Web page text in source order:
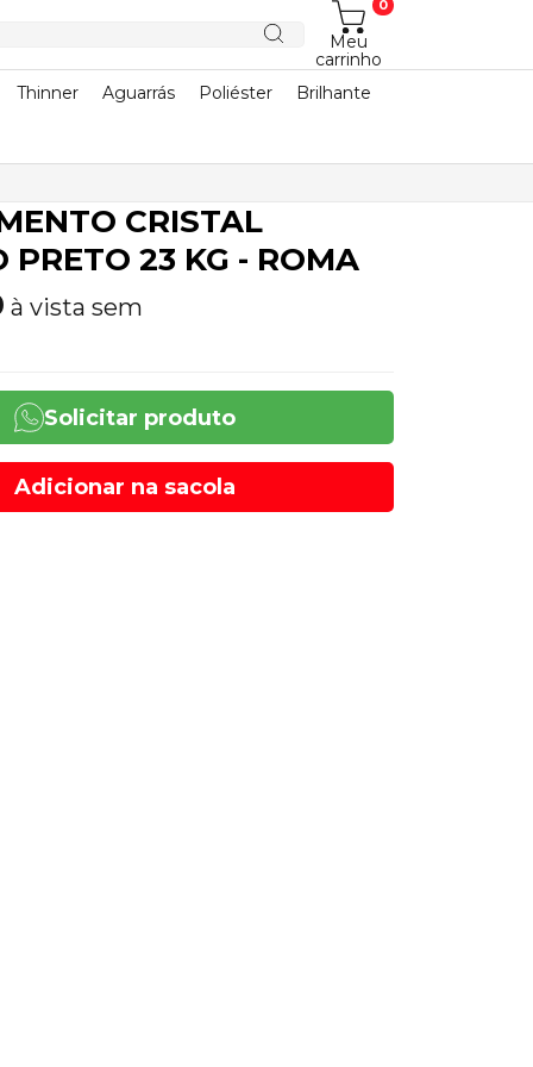
Meu
carrinho
0
Thinner Aguarrás Poliéster Brilhante
CRISTAL
PRETO 23 KG - ROMA
à vista sem
Solicitar produto
Adicionar na sacola